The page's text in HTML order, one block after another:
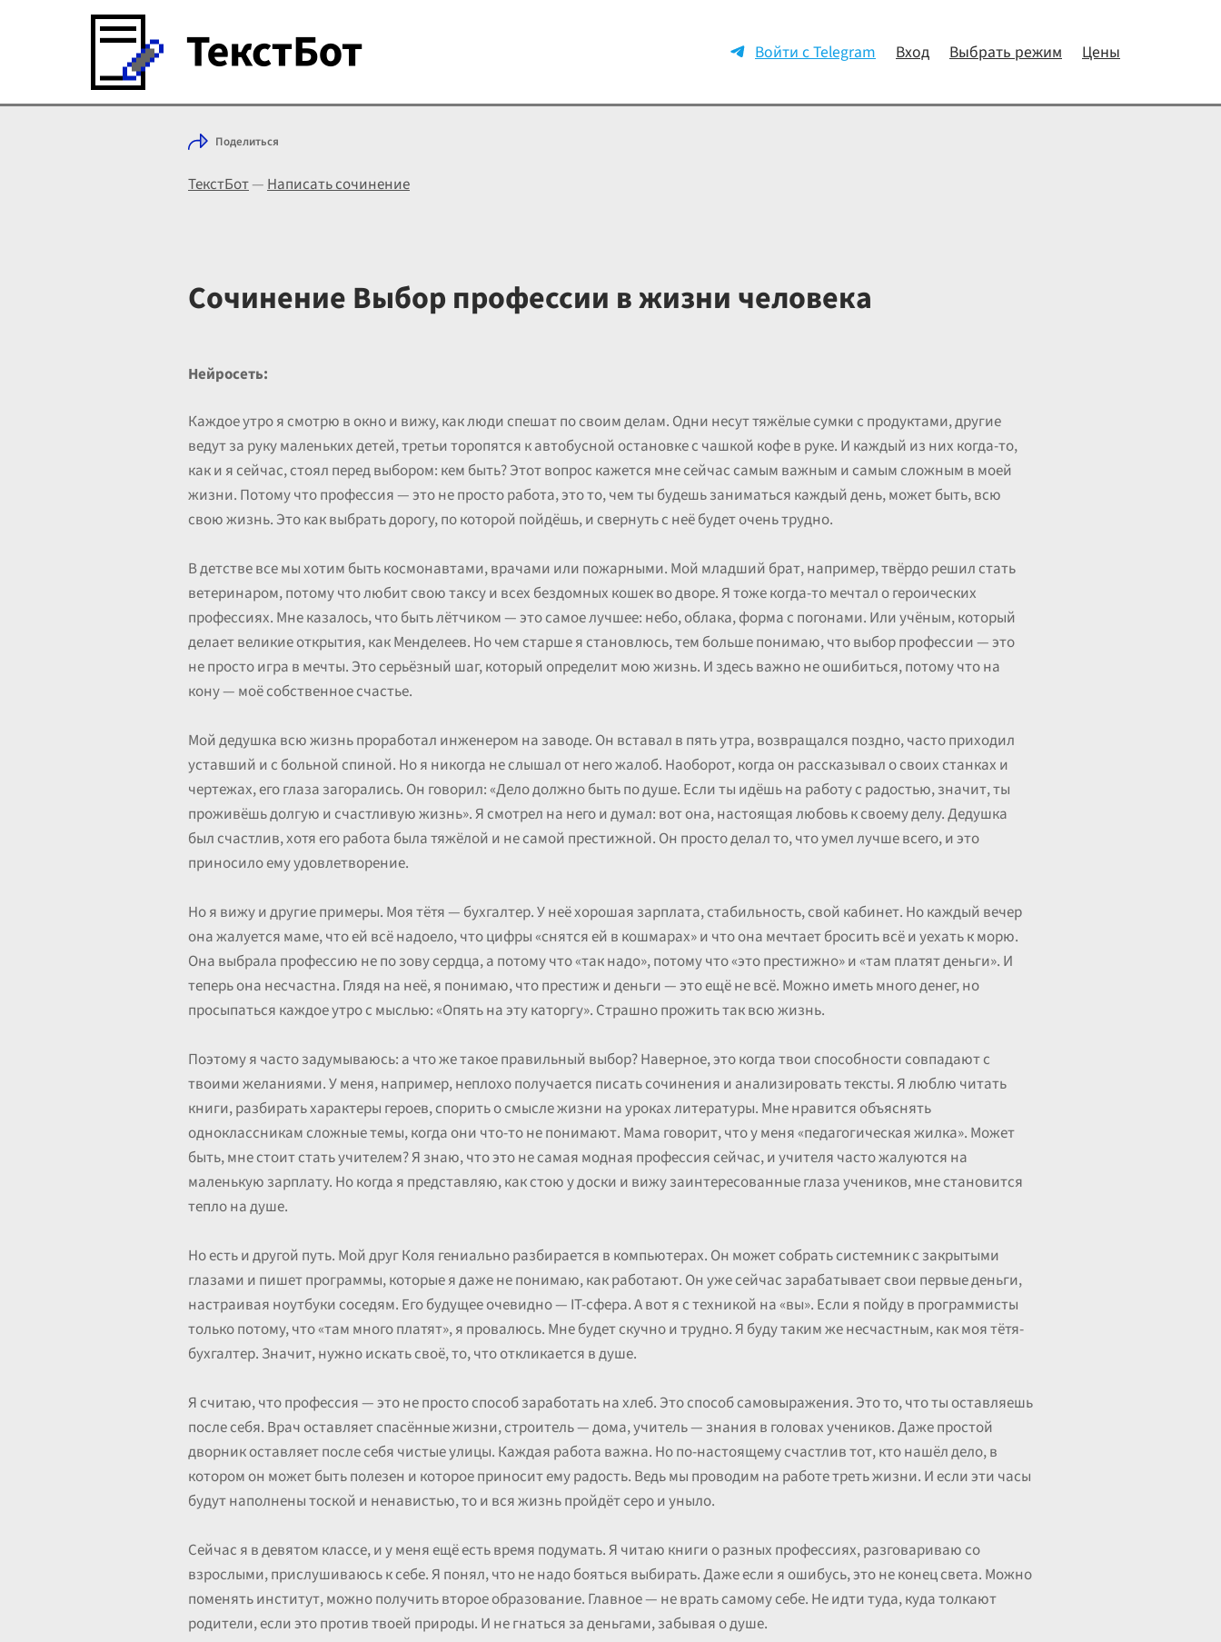
Войти с Telegram Вход Выбрать режим Цены
Поделиться
ТекстБот—Написать сочинение
Сочинение Выбор профессии в жизни человека
Нейросеть:
Каждое утро я смотрю в окно и вижу, как люди спешат по своим делам. Одни несут тяжёлые сумки с продуктами, другие
ведут за руку маленьких детей, третьи торопятся к автобусной остановке с чашкой кофе в руке. И каждый из них когда-то,
как и я сейчас, стоял перед выбором: кем быть? Этот вопрос кажется мне сейчас самым важным и самым сложным в моей
жизни. Потому что профессия — это не просто работа, это то, чем ты будешь заниматься каждый день, может быть, всю
свою жизнь. Это как выбрать дорогу, по которой пойдёшь, и свернуть с неё будет очень трудно.
В детстве все мы хотим быть космонавтами, врачами или пожарными. Мой младший брат, например, твёрдо решил стать
ветеринаром, потому что любит свою таксу и всех бездомных кошек во дворе. Я тоже когда-то мечтал о героических
профессиях. Мне казалось, что быть лётчиком — это самое лучшее: небо, облака, форма с погонами. Или учёным, который
делает великие открытия, как Менделеев. Но чем старше я становлюсь, тем больше понимаю, что выбор профессии — это
не просто игра в мечты. Это серьёзный шаг, который определит мою жизнь. И здесь важно не ошибиться, потому что на
кону — моё собственное счастье.
Мой дедушка всю жизнь проработал инженером на заводе. Он вставал в пять утра, возвращался поздно, часто приходил
уставший и с больной спиной. Но я никогда не слышал от него жалоб. Наоборот, когда он рассказывал о своих станках и
чертежах, его глаза загорались. Он говорил: «Дело должно быть по душе. Если ты идёшь на работу с радостью, значит, ты
проживёшь долгую и счастливую жизнь». Я смотрел на него и думал: вот она, настоящая любовь к своему делу. Дедушка
был счастлив, хотя его работа была тяжёлой и не самой престижной. Он просто делал то, что умел лучше всего, и это
приносило ему удовлетворение.
Но я вижу и другие примеры. Моя тётя — бухгалтер. У неё хорошая зарплата, стабильность, свой кабинет. Но каждый вечер
она жалуется маме, что ей всё надоело, что цифры «снятся ей в кошмарах» и что она мечтает бросить всё и уехать к морю.
Она выбрала профессию не по зову сердца, а потому что «так надо», потому что «это престижно» и «там платят деньги». И
теперь она несчастна. Глядя на неё, я понимаю, что престиж и деньги — это ещё не всё. Можно иметь много денег, но
просыпаться каждое утро с мыслью: «Опять на эту каторгу». Страшно прожить так всю жизнь.
Поэтому я часто задумываюсь: а что же такое правильный выбор? Наверное, это когда твои способности совпадают с
твоими желаниями. У меня, например, неплохо получается писать сочинения и анализировать тексты. Я люблю читать
книги, разбирать характеры героев, спорить о смысле жизни на уроках литературы. Мне нравится объяснять
одноклассникам сложные темы, когда они что-то не понимают. Мама говорит, что у меня «педагогическая жилка». Может
быть, мне стоит стать учителем? Я знаю, что это не самая модная профессия сейчас, и учителя часто жалуются на
маленькую зарплату. Но когда я представляю, как стою у доски и вижу заинтересованные глаза учеников, мне становится
тепло на душе.
Но есть и другой путь. Мой друг Коля гениально разбирается в компьютерах. Он может собрать системник с закрытыми
глазами и пишет программы, которые я даже не понимаю, как работают. Он уже сейчас зарабатывает свои первые деньги,
настраивая ноутбуки соседям. Его будущее очевидно — IT-сфера. А вот я с техникой на «вы». Если я пойду в программисты
только потому, что «там много платят», я провалюсь. Мне будет скучно и трудно. Я буду таким же несчастным, как моя тётя-
бухгалтер. Значит, нужно искать своё, то, что откликается в душе.
Я считаю, что профессия — это не просто способ заработать на хлеб. Это способ самовыражения. Это то, что ты оставляешь
после себя. Врач оставляет спасённые жизни, строитель — дома, учитель — знания в головах учеников. Даже простой
дворник оставляет после себя чистые улицы. Каждая работа важна. Но по-настоящему счастлив тот, кто нашёл дело, в
котором он может быть полезен и которое приносит ему радость. Ведь мы проводим на работе треть жизни. И если эти часы
будут наполнены тоской и ненавистью, то и вся жизнь пройдёт серо и уныло.
Сейчас я в девятом классе, и у меня ещё есть время подумать. Я читаю книги о разных профессиях, разговариваю со
взрослыми, прислушиваюсь к себе. Я понял, что не надо бояться выбирать. Даже если я ошибусь, это не конец света. Можно
поменять институт, можно получить второе образование. Главное — не врать самому себе. Не идти туда, куда толкают
родители, если это против твоей природы. И не гнаться за деньгами, забывая о душе.